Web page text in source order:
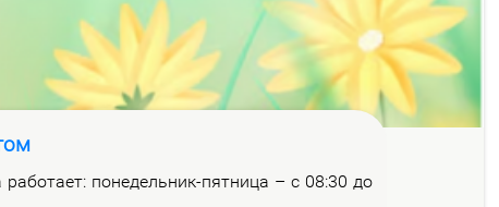
по­не­дель­ник-пят­ни­ца – с 08:30 доВитебского облисполкома